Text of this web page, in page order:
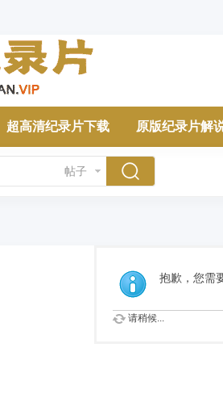
超高清纪录片下载 原版纪录片解
帖子
抱歉，您需
请稍候...